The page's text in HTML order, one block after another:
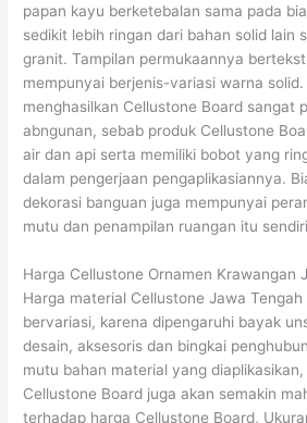
papan kayu berketebalan sama pada
sedikit lebih ringan dari bahan solid lain
granit. Tampilan permukaannya
mempunyai berjenis-variasi warna
menghasilkan Cellustone Board sangat
abngunan, sebab produk Cellustone
air dan api serta memiliki bobot yang
dalam pengerjaan pengaplikasiannya.
dekorasi banguan juga mempunyai
mutu dan penampilan ruangan itu
Harga Cellustone Ornamen Krawangan
Harga material Cellustone Jawa
bervariasi, karena dipengaruhi bayak
desain, aksesoris dan bingkai
mutu bahan material yang
Cellustone Board juga akan semakin
terhadap harga Cellustone Board,